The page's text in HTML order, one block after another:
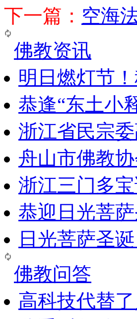
下一篇： 空海
佛教资讯
明日燃灯节
恭逢“东土小
浙江省民宗
舟山市佛教
浙江三门多
恭迎日光菩
日光菩萨圣
佛教问答
高科技代替